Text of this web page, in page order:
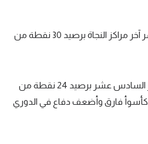
فاركو في المركز الخامس عشر آخر مراكز النجاة برصيد 30 نقطة من
أما بلدية المحلة فيحتل المركز السادس عشر برصيد 24 نقطة من
31 مباراة، وفارق الأهداف -35 كأسوأ فارق وأضعف دفاع في الدوري